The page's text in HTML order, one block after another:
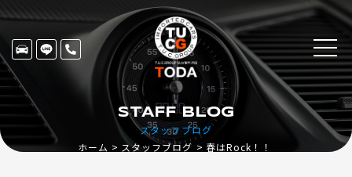
スタッフブログ
STAFF BLOG
ホーム スタッフブログ 春はRock！！